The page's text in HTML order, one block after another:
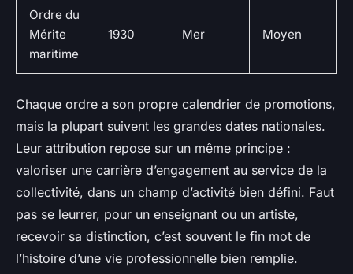
Ordre du
Mérite
maritime
1930 Mer Moyen
Chaque ordre a son propre calendrier de promotions,
mais la plupart suivent les grandes dates nationales.
Leur attribution repose sur un même principe :
valoriser une carrière d’engagement au service de la
collectivité, dans un champ d’activité bien défini. Faut
pas se leurrer, pour un enseignant ou un artiste,
recevoir sa distinction, c’est souvent le fin mot de
l’histoire d’une vie professionnelle bien remplie.